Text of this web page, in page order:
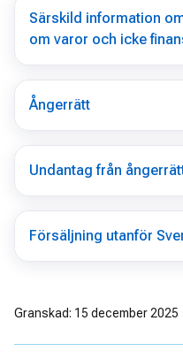
Särskild information
om varor och icke
Ångerrätt
Undantag från
Försäljning utanför
Granskad: 15 december 2025